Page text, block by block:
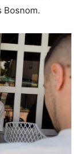
Bosnom.